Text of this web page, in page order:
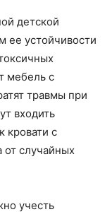
детской
ее устойчивости
мебель с
травмы при
входить
кровати с
от случайных
учесть